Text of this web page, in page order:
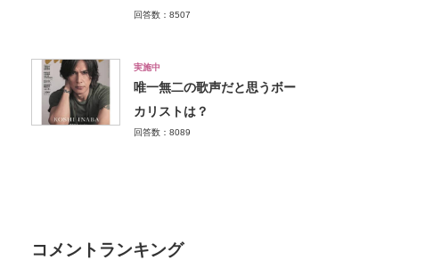
回答数：8507
実施中
唯一無二の歌声だと思うボー
カリストは？
回答数：8089
コメントランキング